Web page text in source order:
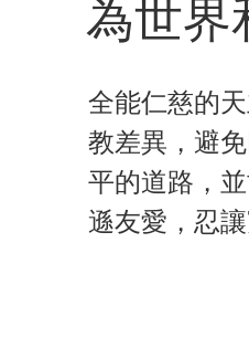
為世界
全能仁慈的
教差異，避
平的道路，
遜友愛，忍